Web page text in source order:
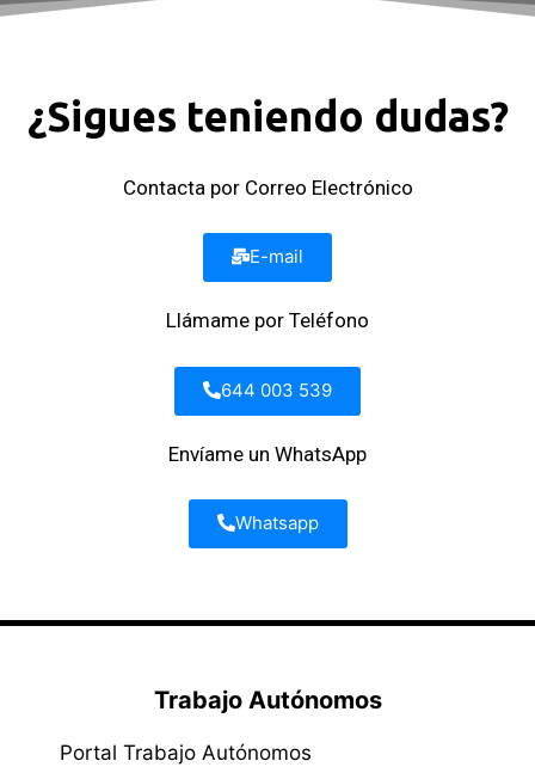
¿Sigues teniendo dudas?
Contacta por Correo Electrónico
E-mail
Llámame por Teléfono
644 003 539
Envíame un WhatsApp
Whatsapp
Trabajo Autónomos
Portal Trabajo Autónomos